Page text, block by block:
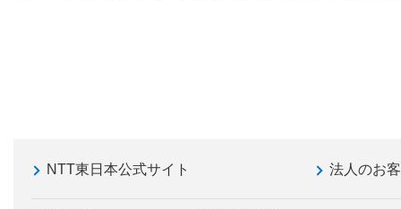
NTT東日本公式サイト 法人のお